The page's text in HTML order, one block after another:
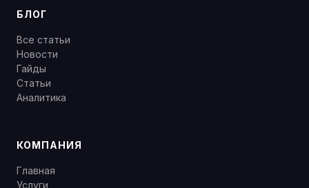
БЛОГ
Все статьи
Новости
Гайды
Статьи
Аналитика
КОМПАНИЯ
Главная
Услуги